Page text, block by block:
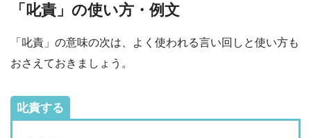
「叱責」の使い方・例文
「叱責」の意味の次は、よく使われる言い回しと使い方も
おさえておきましょう。
叱責する